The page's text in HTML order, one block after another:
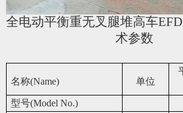
全电动平衡重无叉腿堆高车
术参数
名称(Name) 单位
型号(Model No.)